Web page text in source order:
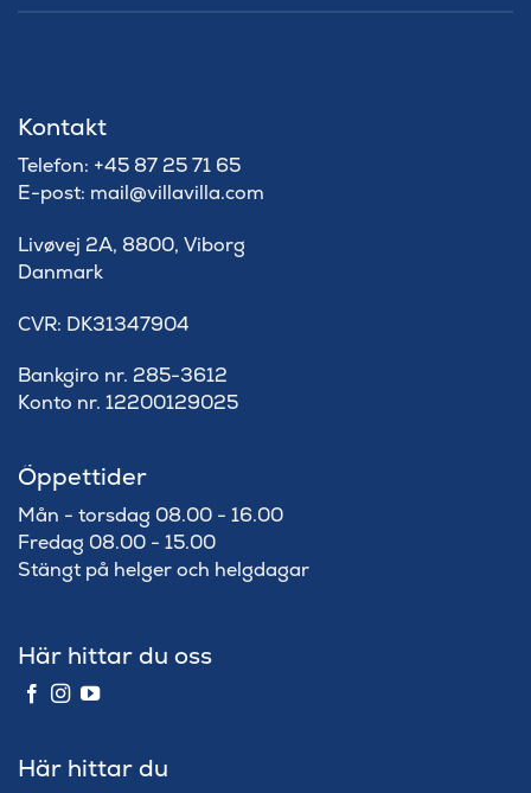
Kontakt
Telefon: +45 87 25 71 65
E-post: mail@villavilla.com
Livøvej 2A, 8800, Viborg
Danmark
​CVR: DK31347904
Bankgiro nr. 285-3612
Konto nr. 12200129025
Öppettider
Mån - torsdag 08.00 - 16.00
Fredag 08.00 - 15.00
Stängt på helger och helgdagar
Här hittar du oss
Här hittar du